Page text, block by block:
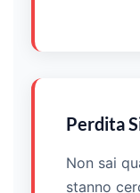
Perdita
Non sai
stanno